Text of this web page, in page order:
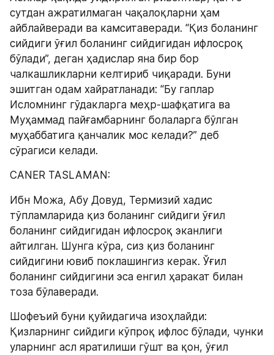
сутдан ажратилмаган чақалоқларни ҳам
айблайверади ва камситаверади. “Қиз боланинг
сийдиги ўғил боланинг сийдигидан ифлосроқ
бўлади”, деган ҳадислар яна бир бор
чалкашликларни келтириб чиқаради. Буни
эшитган одам хайратланади: “Бу гаплар
Исломнинг гўдакларга меҳр-шафқатига ва
Муҳаммад пайғамбарнинг болаларга бўлган
муҳаббатига қанчалик мос келади?” деб
сўрагиси келади.
CANER TASLAMAN:
Ибн Можа, Aбу Довуд, Термизий хадис
тўпламларида қиз боланинг сийдиги ўғил
боланинг сийдигидан ифлосроқ эканлиги
айтилган. Шунга кўра, сиз қиз боланинг
сийдигини ювиб поклашингиз керак. Ўғил
боланинг сийдигини эса енгил ҳаракат билан
тоза бўлаверади.
Шофеъий буни қуйидагича изоҳлайди:
Қизларнинг сийдиги кўпроқ ифлос бўлади, чунки
уларнинг асл яратилиши гўшт ва қон, ўғил